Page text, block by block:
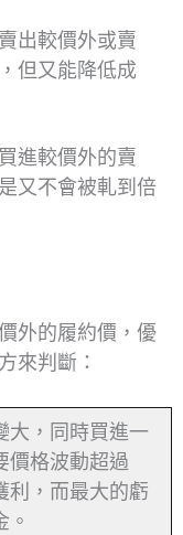
出較價外或賣
但又能降低成
進較價外的賣
又不會被軋到倍
外的履約價，優
來判斷：
大，同時買進一
價格波動超過
利，而最大的虧